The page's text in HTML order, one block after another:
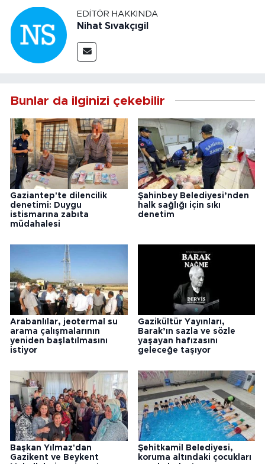
EDITÖR HAKKINDA
Nihat Sıvakçıgil
Bunlar da ilginizi çekebilir
Gaziantep'te dilencilik
denetimi: Duygu
istismarına zabıta
müdahalesi
Şahinbey Belediyesi’nden
halk sağlığı için sıkı
denetim
Arabanlılar, jeotermal su
arama çalışmalarının
yeniden başlatılmasını
istiyor
Gazikültür Yayınları,
Barak’ın sazla ve sözle
yaşayan hafızasını
geleceğe taşıyor
Başkan Yılmaz'dan
Gazikent ve Beykent
Şehitkamil Belediyesi,
koruma altındaki çocukları